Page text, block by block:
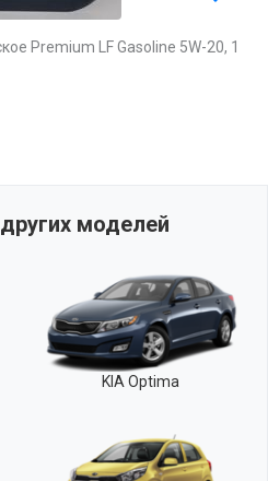
Premium LF Gasoline 5W-20, 1
моделей
KIA Optima